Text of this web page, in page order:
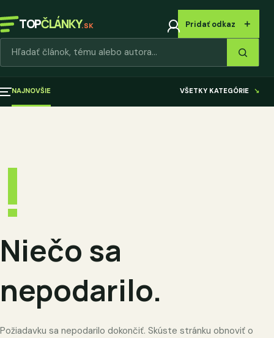
TOPČLÁNKY.SK Pridať odkaz ＋
NAJNOVŠIE VŠETKY KATEGÓRIE ↘
!
Niečo sa
nepodarilo.
Požiadavku sa nepodarilo dokončiť. Skúste stránku obnoviť o